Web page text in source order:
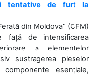
tentative de furt la
din Moldova” (CFM)
față de intensificarea
a elementelor
sustragerea pieselor
esențiale,